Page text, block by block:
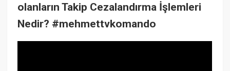
olanların Takip Cezalandırma İşlemleri
Nedir? #mehmettvkomando